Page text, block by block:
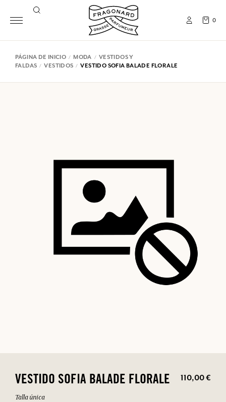
0
PÁGINA DE INICIO MODA
VESTIDOS Y
FALDAS
VESTIDOS VESTIDO SOFIA BALADE FLORALE
VESTIDO SOFIA BALADE FLORALE 110,00 €
Talla única